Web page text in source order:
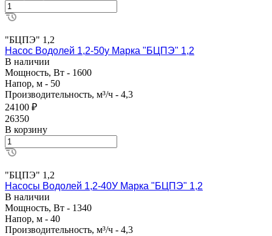
"БЦПЭ" 1,2
Насос Водолей 1,2-50у Марка "БЦПЭ" 1,2
В наличии
Мощность, Вт - 1600
Напор, м - 50
Производительность, м³/ч - 4,3
24100 ₽
26350
В корзину
"БЦПЭ" 1,2
Насосы Водолей 1,2-40У Марка "БЦПЭ" 1,2
В наличии
Мощность, Вт - 1340
Напор, м - 40
Производительность, м³/ч - 4,3